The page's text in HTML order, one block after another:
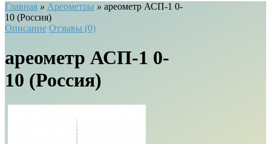
Главная » Ареометры » ареометр АСП-1 0-
10 (Россия)
Описание Отзывы (0)
ареометр АСП-1 0-
10 (Россия)